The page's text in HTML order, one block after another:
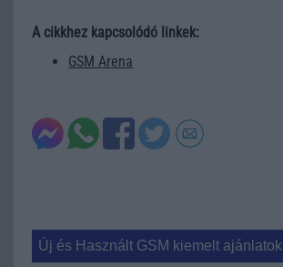
A cikkhez kapcsolódó linkek:
GSM Arena
Új és Használt GSM kiemelt ajánlatok